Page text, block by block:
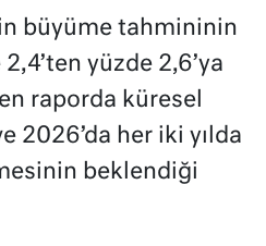
büyüme tahmininin
yüzde 2,6’ya
raporda küresel
2026’da her iki yılda
beklendiği